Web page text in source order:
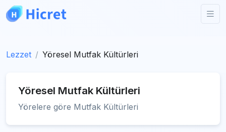
Lezzet Yöresel Mutfak Kültürleri
Yöresel Mutfak Kültürleri
Yörelere göre Mutfak Kültürleri